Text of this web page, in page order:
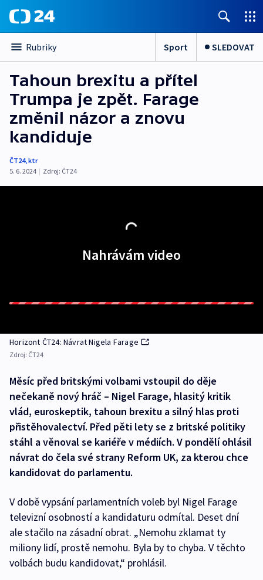
Rubriky Sport SLEDOVAT
Tahoun brexitu a přítel
Trumpa je zpět. Farage
změnil názor a znovu
kandiduje
ČT24,ktr
5. 6. 2024 | Zdroj: ČT24
Nahrávám video
Horizont ČT24: Návrat Nigela Farage
Zdroj: ČT24
Měsíc před britskými volbami vstoupil do děje
nečekaně nový hráč – Nigel Farage, hlasitý kritik
vlád, euroskeptik, tahoun brexitu a silný hlas proti
přistěhovalectví. Před pěti lety se z britské politiky
stáhl a věnoval se kariéře v médiích. V pondělí ohlásil
návrat do čela své strany Reform UK, za kterou chce
kandidovat do parlamentu.
V době vypsání parlamentních voleb byl Nigel Farage
televizní osobností a kandidaturu odmítal. Deset dní
ale stačilo na zásadní obrat. „Nemohu zklamat ty
miliony lidí, prostě nemohu. Byla by to chyba. V těchto
volbách budu kandidovat,“ prohlásil.